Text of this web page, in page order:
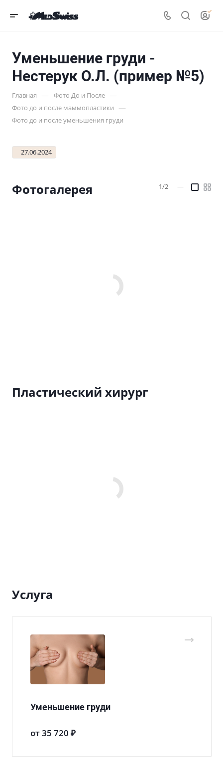
Уменьшение груди -
Нестерук О.Л. (пример №5)
Главная — Фото До и После —
Фото до и после маммопластики —
Фото до и после уменьшения груди
27.06.2024
Фотогалерея 1/2 —
Пластический хирург
Услуга
Уменьшение груди
от 35 720 ₽